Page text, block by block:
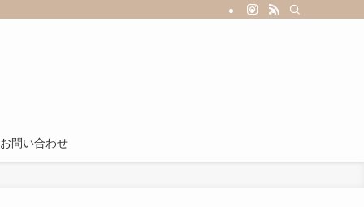
お問い合わせ